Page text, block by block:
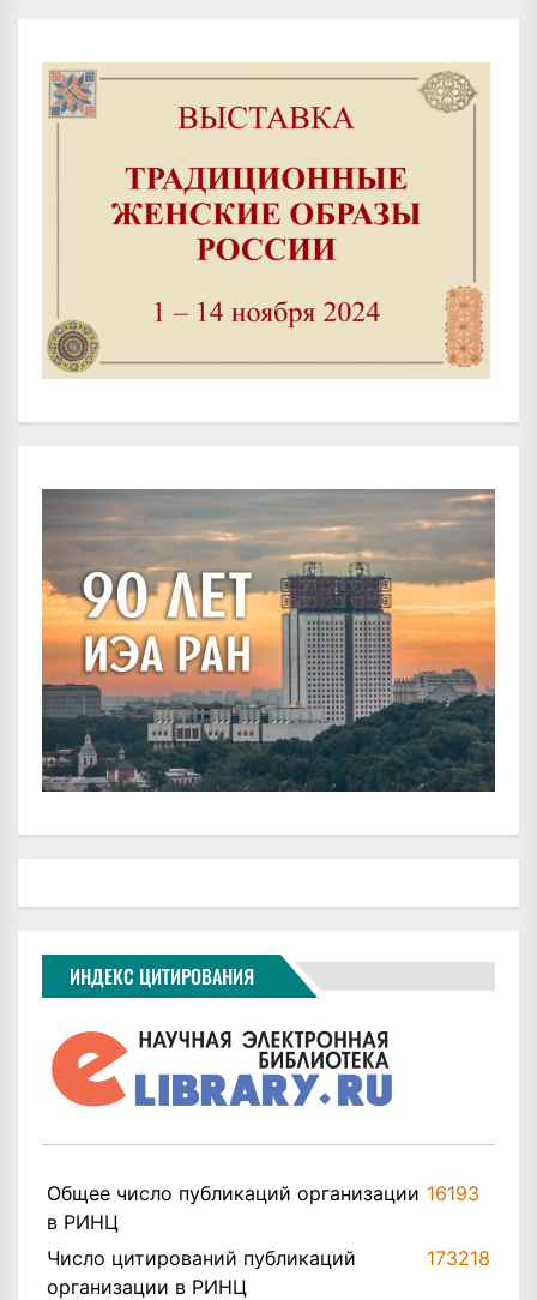
ИНДЕКС ЦИТИРОВАНИЯ
Общее число публикаций организации
в РИНЦ
16193
Число цитирований публикаций
организации в РИНЦ
173218